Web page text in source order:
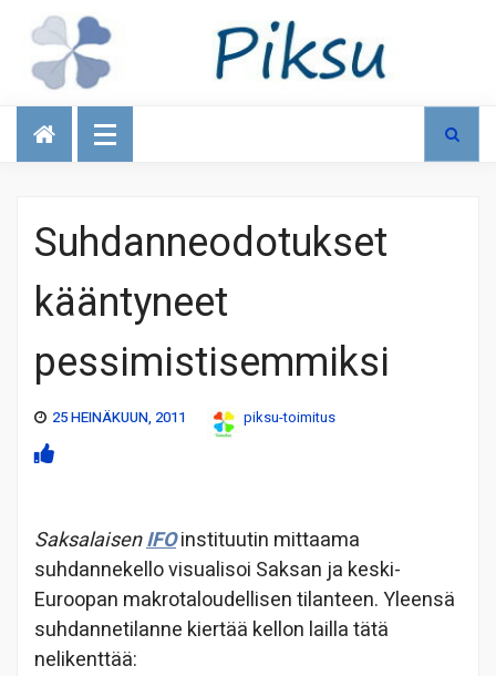
Talous
Suhdanneodotukset
kääntyneet
pessimistisemmiksi
25 HEINÄKUUN, 2011 piksu-toimitus
SaksalaisenIFOinstituutin mittaama
suhdannekello visualisoi Saksan ja keski-
Euroopan makrotaloudellisen tilanteen. Yleensä
suhdannetilanne kiertää kellon lailla tätä
nelikenttää: